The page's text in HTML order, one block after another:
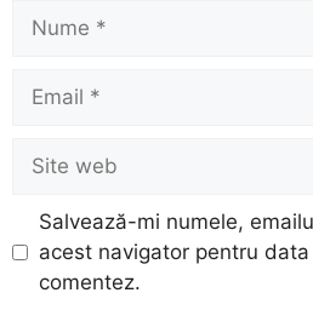
Nume
Email
Site
web
Salvează-mi numele,
acest navigator pentru
comentez.